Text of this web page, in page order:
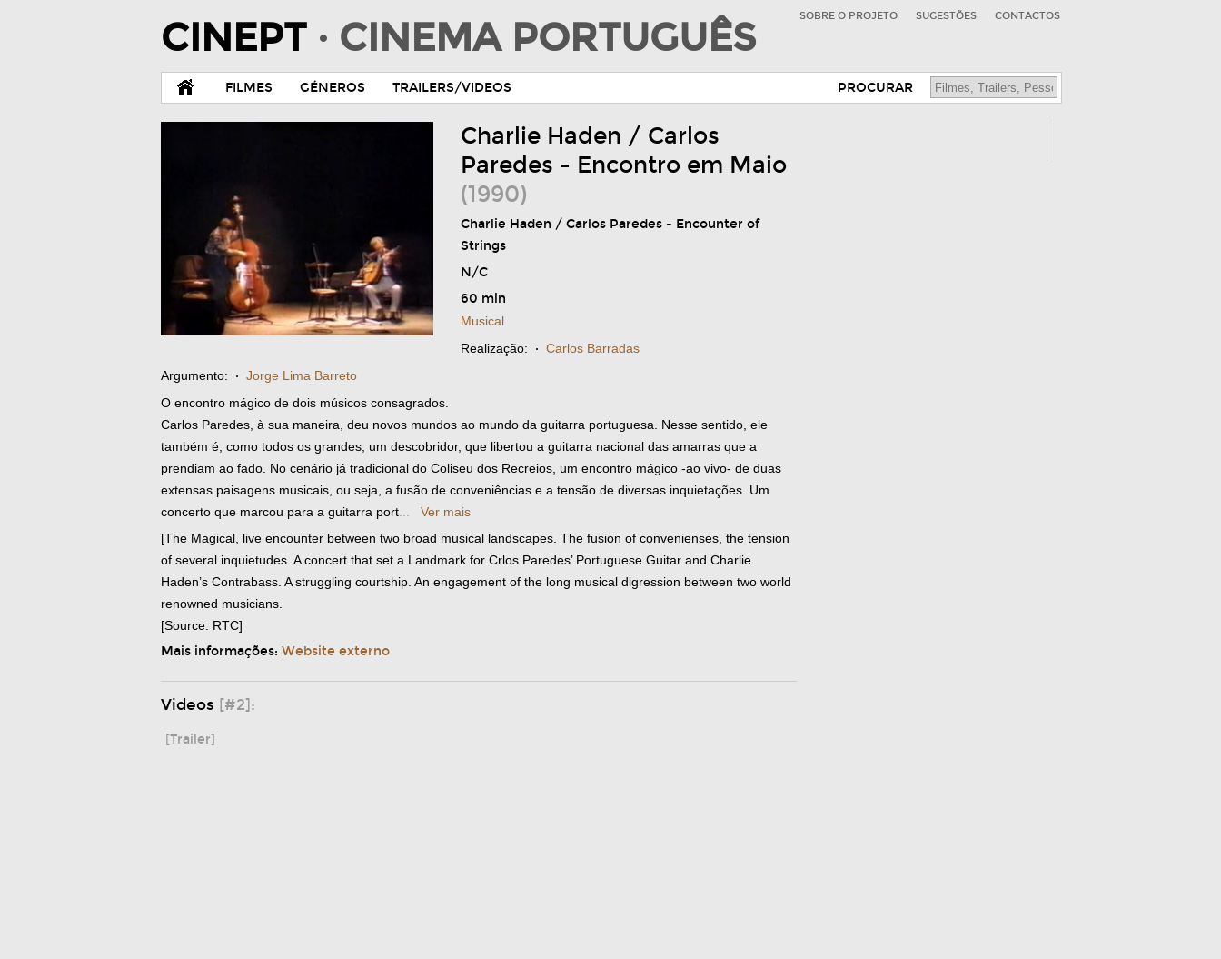
CINEPT · CINEMA PORTUGUÊS SOBRE O PROJETO SUGESTÕES CONTACTOS
FILMES GÉNEROS TRAILERS/VIDEOS PROCURAR
Charlie Haden / Carlos
Paredes - Encontro em Maio
(1990)
Charlie Haden / Carlos Paredes - Encounter of
Strings
N/C
60 min
Musical
Realização: · Carlos Barradas
Argumento: · Jorge Lima Barreto
O encontro mágico de dois músicos consagrados.
Carlos Paredes, à sua maneira, deu novos mundos ao mundo da guitarra portuguesa. Nesse sentido, ele
também é, como todos os grandes, um descobridor, que libertou a guitarra nacional das amarras que a
prendiam ao fado. No cenário já tradicional do Coliseu dos Recreios, um encontro mágico -ao vivo- de duas
extensas paisagens musicais, ou seja, a fusão de conveniências e a tensão de diversas inquietações. Um
concerto que marcou para a guitarra port
Ver mais
[The Magical, live encounter between two broad musical landscapes. The fusion of convenienses, the tension
of several inquietudes. A concert that set a Landmark for Crlos Paredes’ Portuguese Guitar and Charlie
Haden’s Contrabass. A struggling courtship. An engagement of the long musical digression between two world
renowned musicians.
[Source: RTC]
Mais informações: Website externo
Videos [#2]:
[Trailer]